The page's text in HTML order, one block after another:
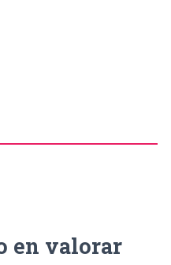
en valorar